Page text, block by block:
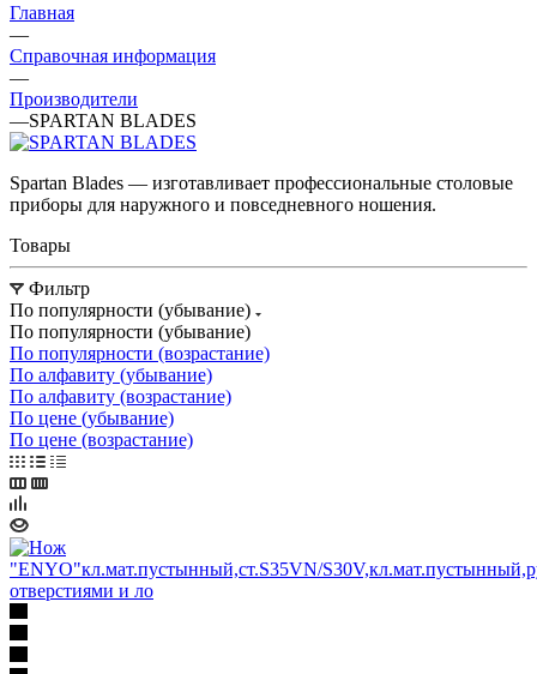
Главная
—
Справочная информация
—
Производители
—SPARTAN BLADES
Spartan Blades — изготавливает профессиональные столовые
приборы для наружного и повседневного ношения.
Товары
Фильтр
По популярности (убывание)
По популярности (убывание)
По популярности (возрастание)
По алфавиту (убывание)
По алфавиту (возрастание)
По цене (убывание)
По цене (возрастание)